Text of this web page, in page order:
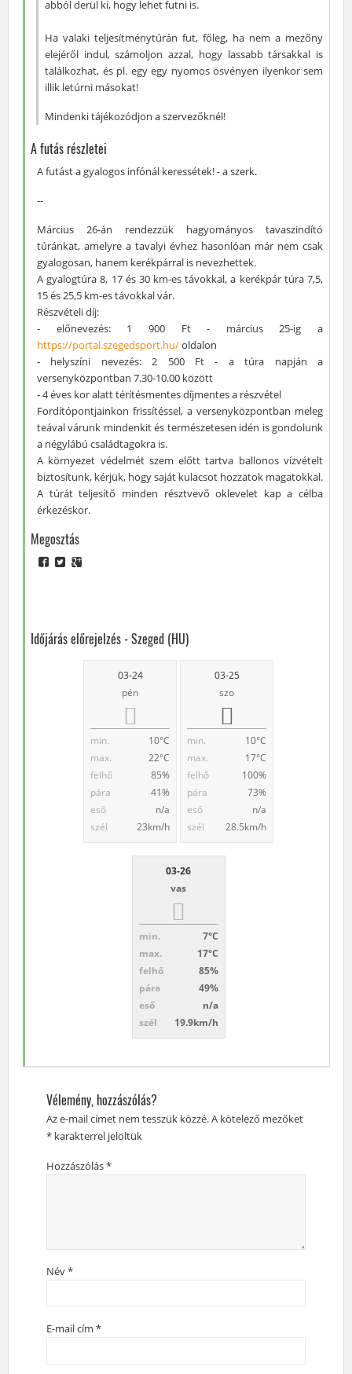
abból derül ki, hogy lehet futni is.
Ha valaki teljesítménytúrán fut, főleg, ha nem a mezőny
elejéről indul, számoljon azzal, hogy lassabb társakkal is
találkozhat, és pl. egy egy nyomos ösvényen ilyenkor sem
illik letúrni másokat!
Mindenki tájékozódjon a szervezőknél!
A futás részletei
A futást a gyalogos infónál keressétek! - a szerk.
--
Március 26-án rendezzük hagyományos tavaszindító
túránkat, amelyre a tavalyi évhez hasonlóan már nem csak
gyalogosan, hanem kerékpárral is nevezhettek.
A gyalogtúra 8, 17 és 30 km-es távokkal, a kerékpár túra 7,5,
15 és 25,5 km-es távokkal vár.
Részvételi díj:
- előnevezés: 1 900 Ft - március 25-ig a
https://portal.szegedsport.hu/oldalon
- helyszíni nevezés: 2 500 Ft - a túra napján a
versenyközpontban 7.30-10.00 között
- 4 éves kor alatt térítésmentes díjmentes a részvétel
Fordítópontjainkon frissítéssel, a versenyközpontban meleg
teával várunk mindenkit és természetesen idén is gondolunk
a négylábú családtagokra is.
A környezet védelmét szem előtt tartva ballonos vízvételt
biztosítunk, kérjük, hogy saját kulacsot hozzatok magatokkal.
A túrát teljesítő minden résztvevő oklevelet kap a célba
érkezéskor.
Megosztás
Időjárás előrejelzés - Szeged (HU)
03-24
pén
min.
10°C
max.
22°C
felhő
85%
pára
41%
eső
n/a
szél
23km/h
03-25
szo
min.
10°C
max.
17°C
felhő
100%
pára
73%
eső
n/a
szél
28.5km/h
03-26
vas
min.
7°C
max.
17°C
felhő
85%
pára
49%
eső
n/a
szél
19.9km/h
Vélemény, hozzászólás?
Az e-mail címet nem tesszük közzé.A kötelező mezőket
*karakterrel jelöltük
Hozzászólás*
Név*
E-mail cím *